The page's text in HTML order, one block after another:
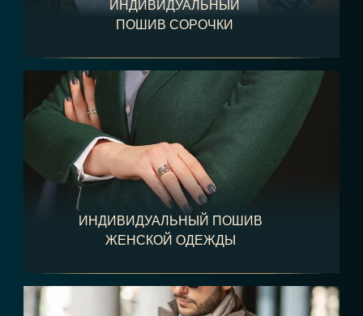
ИНДИВИДУАЛЬНЫЙ
ПОШИВ СОРОЧКИ
ИНДИВИДУАЛЬНЫЙ ПОШИВ
ЖЕНСКОЙ ОДЕЖДЫ